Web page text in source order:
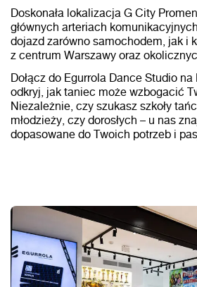
Doskonała lokalizacja G City
głównych arteriach
dojazd zarówno samochodem, jak i
z centrum Warszawy oraz
Dołącz do Egurrola Dance Studio na
odkryj, jak taniec może wzbogacić
Niezależnie, czy szukasz szkoły
młodzieży, czy dorosłych – u nas
dopasowane do Twoich potrzeb i